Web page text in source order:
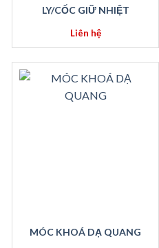
LY/CỐC GIỮ NHIỆT
Liên hệ
MÓC KHOÁ DẠ QUANG